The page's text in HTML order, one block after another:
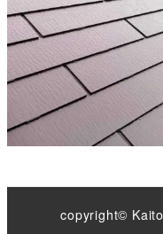
copyright©